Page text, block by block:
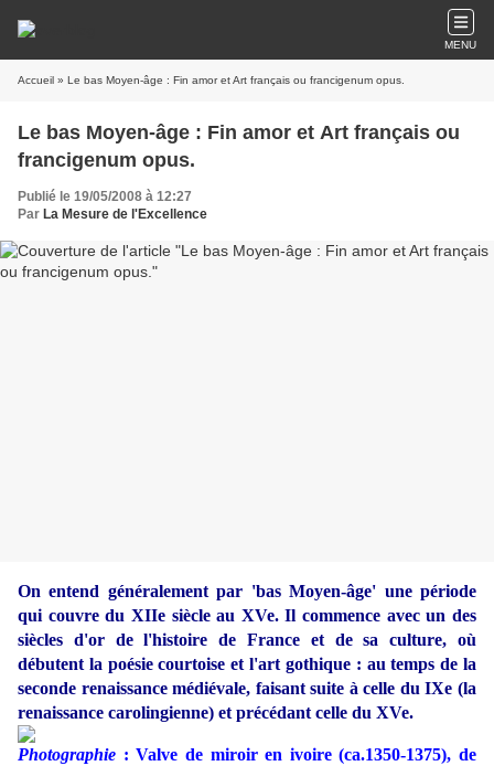
MENU
Accueil » Le bas Moyen-âge : Fin amor et Art français ou francigenum opus.
Le bas Moyen-âge : Fin amor et Art français ou
francigenum opus.
Publié le 19/05/2008 à 12:27
Par La Mesure de l'Excellence
On entend généralement par 'bas Moyen-âge' une période
qui couvre du XIIe siècle au XVe. Il commence avec un des
siècles d'or de l'histoire de France et de sa culture, où
débutent la poésie courtoise et l'art gothique : au temps de la
seconde renaissance médiévale, faisant suite à celle du IXe (la
renaissance carolingienne) et précédant celle du XVe.
Photographie : Valve de miroir en ivoire (ca.1350-1375), de